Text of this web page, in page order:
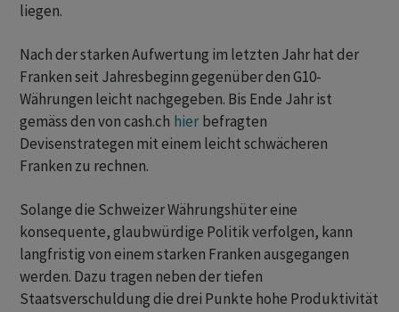
liegen.
Nach der starken Aufwertung im letzten Jahr hat der
Franken seit Jahresbeginn gegenüber den G10-
Währungen leicht nachgegeben. Bis Ende Jahr ist
gemäss den von cash.ch hier befragten
Devisenstrategen mit einem leicht schwächeren
Franken zu rechnen.
Solange die Schweizer Währungshüter eine
konsequente, glaubwürdige Politik verfolgen, kann
langfristig von einem starken Franken ausgegangen
werden. Dazu tragen neben der tiefen
Staatsverschuldung die drei Punkte hohe Produktivität